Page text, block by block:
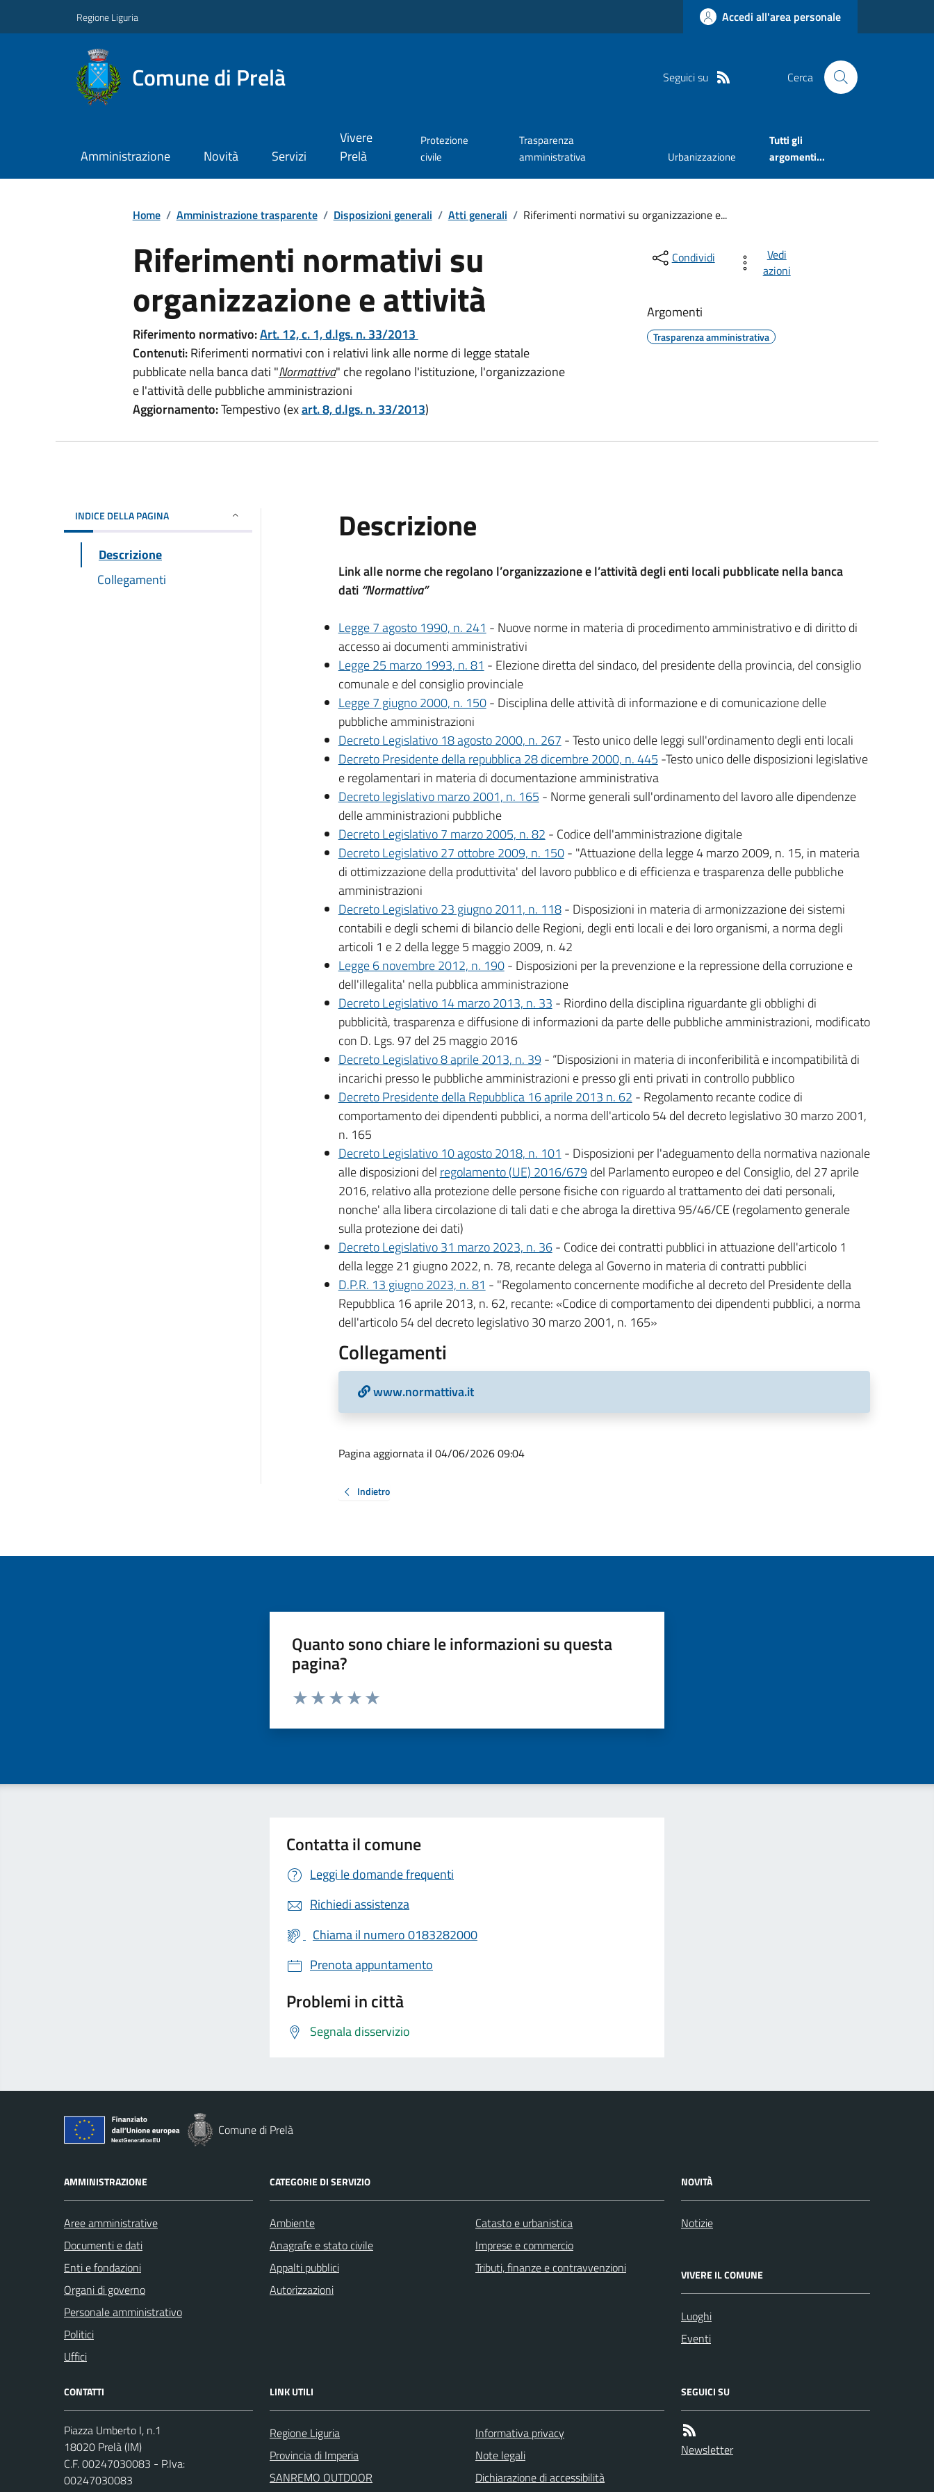
Regione Liguria Accedi all'area personale
Comune di Prelà Seguici su Cerca
Amministrazione Novità Servizi
Vivere
Prelà
Protezione
civile
Trasparenza
amministrativa
Urbanizzazione
Tutti gli
argomenti...
Home / Amministrazione trasparente / Disposizioni generali / Atti generali / Riferimenti normativi su organizzazione e...
Riferimenti normativi su
organizzazione e attività
Riferimento normativo:Art. 12, c. 1, d.lgs. n. 33/2013
Contenuti:Riferimenti normativi con i relativi link alle norme di legge statale
pubblicate nella banca dati "Normattiva" che regolano l'istituzione, l'organizzazione
e l'attività delle pubbliche amministrazioni
Aggiornamento:Tempestivo (exart. 8, d.lgs. n. 33/2013)
Condividi
Vedi
azioni
Argomenti
Trasparenza amministrativa
INDICE DELLA PAGINA
Descrizione
Collegamenti
Descrizione
Link alle norme che regolano l’organizzazione e l’attività degli enti locali pubblicate nella banca
dati “Normattiva”
Legge 7 agosto 1990, n. 241 - Nuove norme in materia di procedimento amministrativo e di diritto di
accesso ai documenti amministrativi
Legge 25 marzo 1993, n. 81 - Elezione diretta del sindaco, del presidente della provincia, del consiglio
comunale e del consiglio provinciale
Legge 7 giugno 2000, n. 150- Disciplina delle attività di informazione e di comunicazione delle
pubbliche amministrazioni
Decreto Legislativo 18 agosto 2000, n. 267 - Testo unico delle leggi sull'ordinamento degli enti locali
Decreto Presidente della repubblica 28 dicembre 2000, n. 445 -Testo unico delle disposizioni legislative
e regolamentari in materia di documentazione amministrativa
Decreto legislativo marzo 2001, n. 165 - Norme generali sull'ordinamento del lavoro alle dipendenze
delle amministrazioni pubbliche
Decreto Legislativo 7 marzo 2005, n. 82 - Codice dell'amministrazione digitale
Decreto Legislativo 27 ottobre 2009, n. 150- "Attuazione della legge 4 marzo 2009, n. 15, in materia
di ottimizzazione della produttivita' del lavoro pubblico e di efficienza e trasparenza delle pubbliche
amministrazioni
Decreto Legislativo 23 giugno 2011, n. 118- Disposizioni in materia di armonizzazione dei sistemi
contabili e degli schemi di bilancio delle Regioni, degli enti locali e dei loro organismi, a norma degli
articoli 1 e 2 della legge 5 maggio 2009, n. 42
Legge 6 novembre 2012, n. 190- Disposizioni per la prevenzione e la repressione della corruzione e
dell'illegalita' nella pubblica amministrazione
Decreto Legislativo 14 marzo 2013, n. 33 - Riordino della disciplina riguardante gli obblighi di
pubblicità, trasparenza e diffusione di informazioni da parte delle pubbliche amministrazioni, modificato
con D. Lgs. 97 del 25 maggio 2016
Decreto Legislativo 8 aprile 2013, n. 39 - “Disposizioni in materia di inconferibilità e incompatibilità di
incarichi presso le pubbliche amministrazioni e presso gli enti privati in controllo pubblico
Decreto Presidente della Repubblica 16 aprile 2013 n. 62 - Regolamento recante codice di
comportamento dei dipendenti pubblici, a norma dell'articolo 54 del decreto legislativo 30 marzo 2001,
n. 165
Decreto Legislativo 10 agosto 2018, n. 101 - Disposizioni per l'adeguamento della normativa nazionale
alle disposizioni del regolamento (UE) 2016/679 del Parlamento europeo e del Consiglio, del 27 aprile
2016, relativo alla protezione delle persone fisiche con riguardo al trattamento dei dati personali,
nonche' alla libera circolazione di tali dati e che abroga la direttiva 95/46/CE (regolamento generale
sulla protezione dei dati)
Decreto Legislativo 31 marzo 2023, n. 36- Codice dei contratti pubblici in attuazione dell'articolo 1
della legge 21 giugno 2022, n. 78, recante delega al Governo in materia di contratti pubblici
D.P.R. 13 giugno 2023, n. 81 - "Regolamento concernente modifiche al decreto del Presidente della
Repubblica 16 aprile 2013, n. 62, recante: «Codice di comportamento dei dipendenti pubblici, a norma
dell'articolo 54 del decreto legislativo 30 marzo 2001, n. 165»
Collegamenti
www.normattiva.it
Pagina aggiornata il 04/06/2026 09:04
Indietro
Quanto sono chiare le informazioni su questa
pagina?
Valuta da 1 a 5 stelle la pagina
Contatta il comune
Leggi le domande frequenti
Richiedi assistenza
Chiama il numero 0183282000
Prenota appuntamento
Problemi in città
Segnala disservizio
Comune di Prelà
AMMINISTRAZIONE
Aree amministrative
Documenti e dati
Enti e fondazioni
Organi di governo
Personale amministrativo
Politici
Uffici
CATEGORIE DI SERVIZIO
Ambiente
Anagrafe e stato civile
Appalti pubblici
Autorizzazioni
Catasto e urbanistica
Imprese e commercio
Tributi, finanze e contravvenzioni
NOVITÀ
Notizie
VIVERE IL COMUNE
Luoghi
Eventi
CONTATTI
Piazza Umberto I, n.1
18020 Prelà (IM)
C.F. 00247030083 - P.Iva:
00247030083
LINK UTILI
Regione Liguria
Provincia di Imperia
SANREMO OUTDOOR
Informativa privacy
Note legali
Dichiarazione di accessibilità
SEGUICI SU
Newsletter